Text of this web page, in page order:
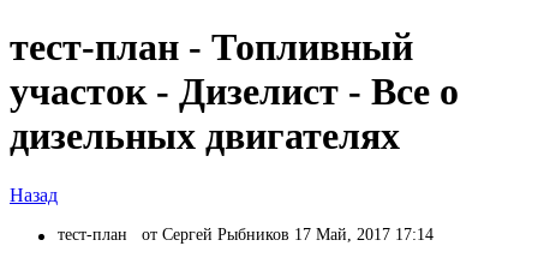
тест-план - Топливный
участок - Дизелист - Все о
дизельных двигателях
Назад
тест-план от Сергей Рыбников 17 Май, 2017 17:14